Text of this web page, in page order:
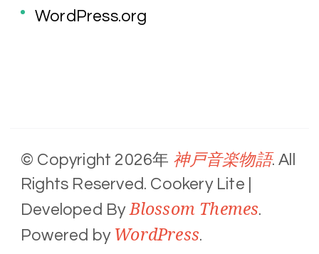
WordPress.org
© Copyright 2026年 神戸音楽物語. All
Rights Reserved. Cookery Lite |
Developed ByBlossom Themes.
Powered by WordPress.